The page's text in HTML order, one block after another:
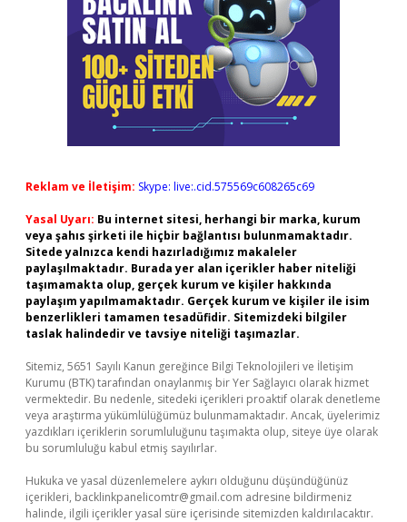
Reklam ve İletişim: Skype: live:.cid.575569c608265c69
Yasal Uyarı: Bu internet sitesi, herhangi bir marka, kurum
veya şahıs şirketi ile hiçbir bağlantısı bulunmamaktadır.
Sitede yalnızca kendi hazırladığımız makaleler
paylaşılmaktadır. Burada yer alan içerikler haber niteliği
taşımamakta olup, gerçek kurum ve kişiler hakkında
paylaşım yapılmamaktadır. Gerçek kurum ve kişiler ile isim
benzerlikleri tamamen tesadüfidir. Sitemizdeki bilgiler
taslak halindedir ve tavsiye niteliği taşımazlar.
Sitemiz, 5651 Sayılı Kanun gereğince Bilgi Teknolojileri ve İletişim
Kurumu (BTK) tarafından onaylanmış bir Yer Sağlayıcı olarak hizmet
vermektedir. Bu nedenle, sitedeki içerikleri proaktif olarak denetleme
veya araştırma yükümlülüğümüz bulunmamaktadır. Ancak, üyelerimiz
yazdıkları içeriklerin sorumluluğunu taşımakta olup, siteye üye olarak
bu sorumluluğu kabul etmiş sayılırlar.
Hukuka ve yasal düzenlemelere aykırı olduğunu düşündüğünüz
içerikleri, backlinkpanelicomtr@gmail.com adresine bildirmeniz
halinde, ilgili içerikler yasal süre içerisinde sitemizden kaldırılacaktır.